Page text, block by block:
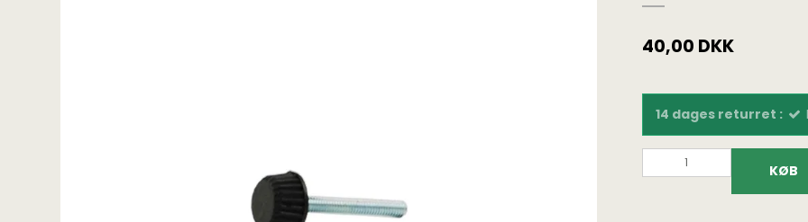
40,00 DKK
14 dages returret :
KØB